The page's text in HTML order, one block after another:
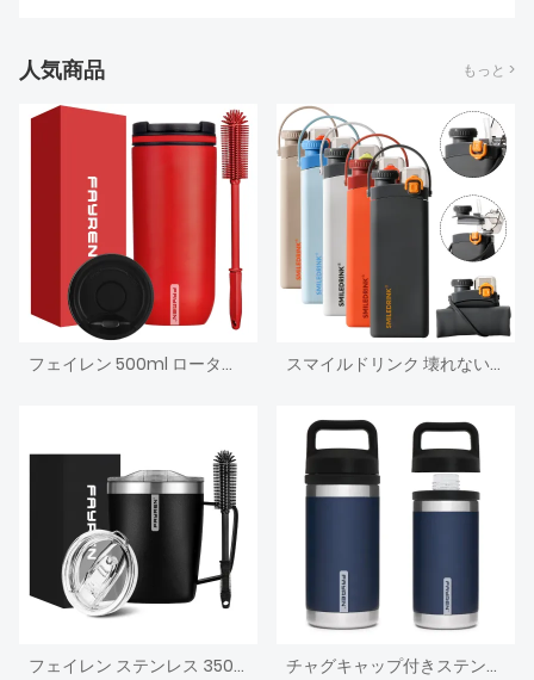
人気商品 もっと >
フェイレン 500ml ロータリーノブ蓋コミューターカップ断熱ステンレス鋼こぼれ防止コーヒーマグは飲み物を 24 時間冷たく保ち、12 時間温かく保ちます。 スマイルドリンク 壊れない折りたたみ式シリコンドリンクウェアカスタム折りたたみ式シリコンドリンクスポーツウォーターボトルストロー付き
フェイレン ステンレス 350ml スチール断熱コーヒーマグ ハンドル付き、二重壁真空トラベルマグ、スライド蓋付きタンブラーカップ、正方形カップ本体 チャグキャップ付きステンレス真空断熱水筒